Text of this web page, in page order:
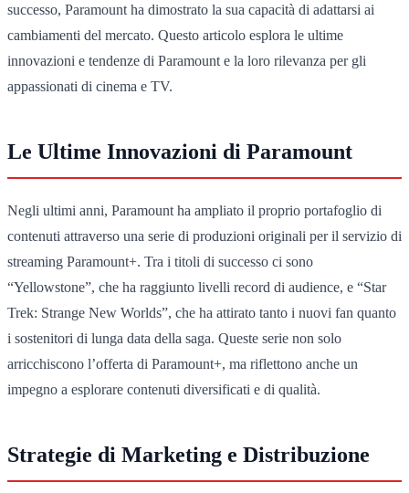
successo, Paramount ha dimostrato la sua capacità di adattarsi ai
cambiamenti del mercato. Questo articolo esplora le ultime
innovazioni e tendenze di Paramount e la loro rilevanza per gli
appassionati di cinema e TV.
Le Ultime Innovazioni di Paramount
Negli ultimi anni, Paramount ha ampliato il proprio portafoglio di
contenuti attraverso una serie di produzioni originali per il servizio di
streaming Paramount+. Tra i titoli di successo ci sono
“Yellowstone”, che ha raggiunto livelli record di audience, e “Star
Trek: Strange New Worlds”, che ha attirato tanto i nuovi fan quanto
i sostenitori di lunga data della saga. Queste serie non solo
arricchiscono l’offerta di Paramount+, ma riflettono anche un
impegno a esplorare contenuti diversificati e di qualità.
Strategie di Marketing e Distribuzione